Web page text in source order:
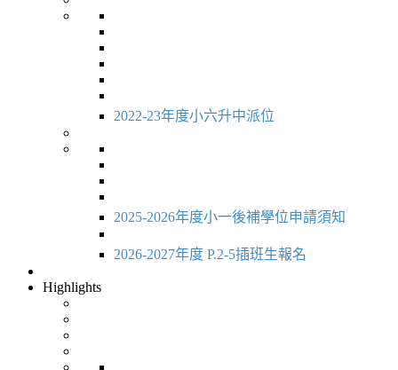
2022-23年度小六升中派位
2025-2026年度小一後補學位申請須知
2026-2027年度 P.2-5插班生報名
Highlights